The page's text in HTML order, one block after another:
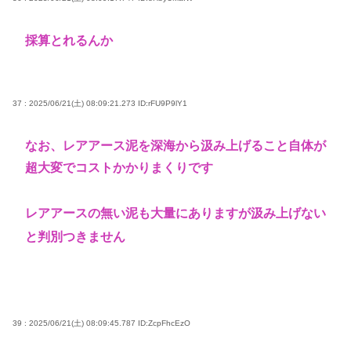
採算とれるんか
37 : 2025/06/21(土) 08:09:21.273 ID:rFU9P9lY1
なお、レアアース泥を深海から汲み上げること自体が
超大変でコストかかりまくりです
レアアースの無い泥も大量にありますが汲み上げない
と判別つきません
39 : 2025/06/21(土) 08:09:45.787 ID:ZcpFhcEzO